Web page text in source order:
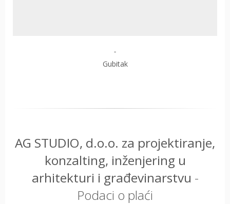
-
Gubitak
AG STUDIO, d.o.o. za projektiranje,
konzalting, inženjering u
arhitekturi i građevinarstvu -
Podaci o plaći